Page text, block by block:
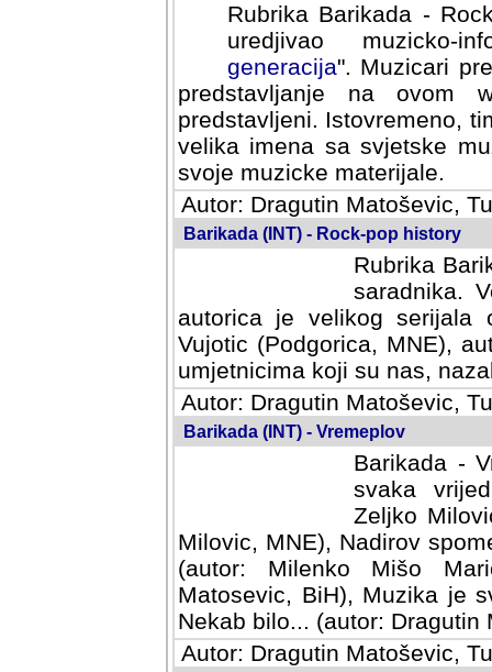
Rubrika Barikada -
uredjivao muzicko-
Muzicari predstavljeni u
na ovom web portalu
Istovremeno, tim nacinom
sa svjetske muzicke scene
materijale.
Autor: Dragutin Matoševic,
Barikada (INT) - Rock-pop history
Rubrika
saradnika.
autorica je velikog serijala
Vujotic (Podgorica, MNE),
umjetnicima koji su nas,
Autor: Dragutin Matoševic,
Barikada (INT) - Vremeplov
Barikada -
svaka
Milovic,
MNE), Nadirov spomenar
Milenko Mišo Maric, UK),
Muzika je svirala (autor:
(autor: Dragutin Matosevic,
Autor: Dragutin Matoševic,